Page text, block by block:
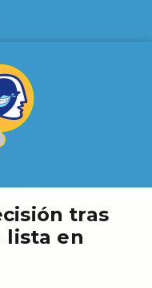
tras
lista en